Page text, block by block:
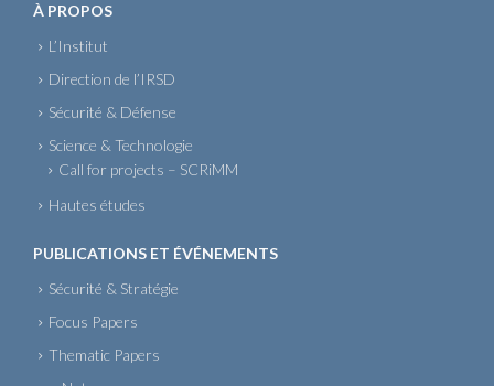
À PROPOS
L’Institut
Direction de l’IRSD
Sécurité & Défense
Science & Technologie
Call for projects – SCRiMM
Hautes études
PUBLICATIONS ET ÉVÉNEMENTS
Sécurité & Stratégie
Focus Papers
Thematic Papers